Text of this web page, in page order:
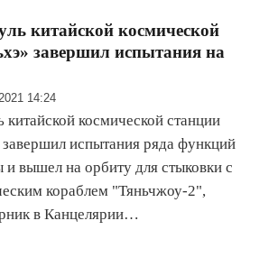
китайской космической
завершил испытания на
14:24
космической станции
испытания ряда функций
вышел на орбиту для стыковки с
кораблем "Тяньчжоу-2",
в Канцелярии…